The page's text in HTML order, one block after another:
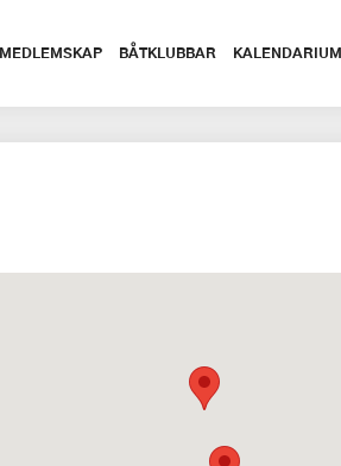
MEDLEMSKAP BÅTKLUBBAR KALENDARIUM